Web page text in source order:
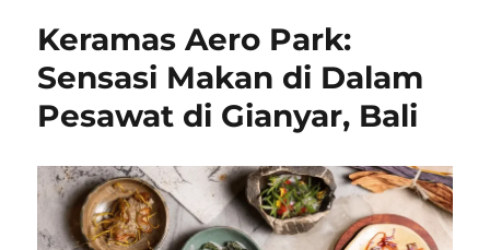
Keramas Aero Park:
Sensasi Makan di Dalam
Pesawat di Gianyar, Bali